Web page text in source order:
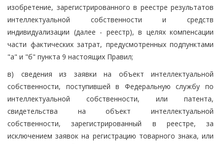
изобретение, зарегистрированного в реестре результатов
интеллектуальной собственности и средств
индивидуализации (далее - реестр), в целях компенсации
части фактических затрат, предусмотренных подпунктами
"а" и "б" пункта 9 настоящих Правил;
в) сведения из заявки на объект интеллектуальной
собственности, поступившей в Федеральную службу по
интеллектуальной собственности, или патента,
свидетельства на объект интеллектуальной
собственности, зарегистрированный в реестре, за
исключением заявок на регистрацию товарного знака, или